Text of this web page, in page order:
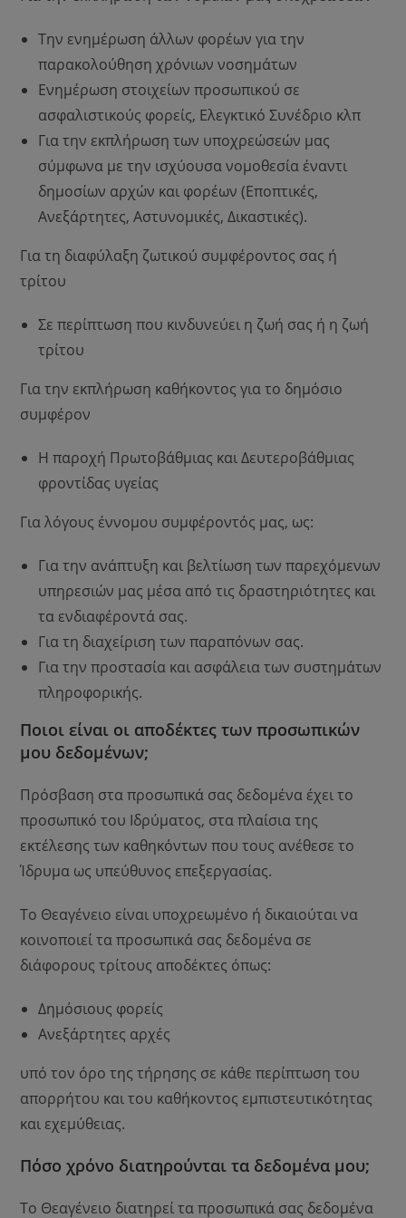
Την ενημέρωση άλλων φορέων για την
παρακολούθηση χρόνιων νοσημάτων
Ενημέρωση στοιχείων προσωπικού σε
ασφαλιστικούς φορείς, Ελεγκτικό Συνέδριο κλπ
Για την εκπλήρωση των υποχρεώσεών μας
σύμφωνα με την ισχύουσα νομοθεσία έναντι
δημοσίων αρχών και φορέων (Εποπτικές,
Ανεξάρτητες, Αστυνομικές, Δικαστικές).
Για τη διαφύλαξη ζωτικού συμφέροντος σας ή
τρίτου
Σε περίπτωση που κινδυνεύει η ζωή σας ή η ζωή
τρίτου
Για την εκπλήρωση καθήκοντος για το δημόσιο
συμφέρον
Η παροχή Πρωτοβάθμιας και Δευτεροβάθμιας
φροντίδας υγείας
Για λόγους έννομου συμφέροντός μας, ως:
Για την ανάπτυξη και βελτίωση των παρεχόμενων
υπηρεσιών μας μέσα από τις δραστηριότητες και
τα ενδιαφέροντά σας.
Για τη διαχείριση των παραπόνων σας.
Για την προστασία και ασφάλεια των συστημάτων
πληροφορικής.
Ποιοι είναι οι αποδέκτες των προσωπικών
μου δεδομένων;
Πρόσβαση στα προσωπικά σας δεδομένα έχει το
προσωπικό του Ιδρύματος, στα πλαίσια της
εκτέλεσης των καθηκόντων που τους ανέθεσε το
Ίδρυμα ως υπεύθυνος επεξεργασίας.
Το Θεαγένειο είναι υποχρεωμένο ή δικαιούται να
κοινοποιεί τα προσωπικά σας δεδομένα σε
διάφορους τρίτους αποδέκτες όπως:
Δημόσιους φορείς
Ανεξάρτητες αρχές
υπό τον όρο της τήρησης σε κάθε περίπτωση του
απορρήτου και του καθήκοντος εμπιστευτικότητας
και εχεμύθειας.
Πόσο χρόνο διατηρούνται τα δεδομένα μου;
Το Θεαγένειο διατηρεί τα προσωπικά σας δεδομένα